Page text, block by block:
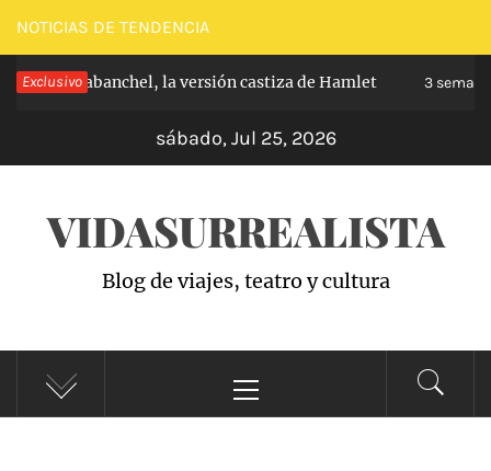
Saltar
al
contenido
NOTICIAS DE TENDENCIA
Exclusivo
de Carabanchel, la versión castiza de Hamlet 3
sábado, Jul 25, 2026
VIDASURREALISTA
Blog de viajes, teatro y cultura
principal